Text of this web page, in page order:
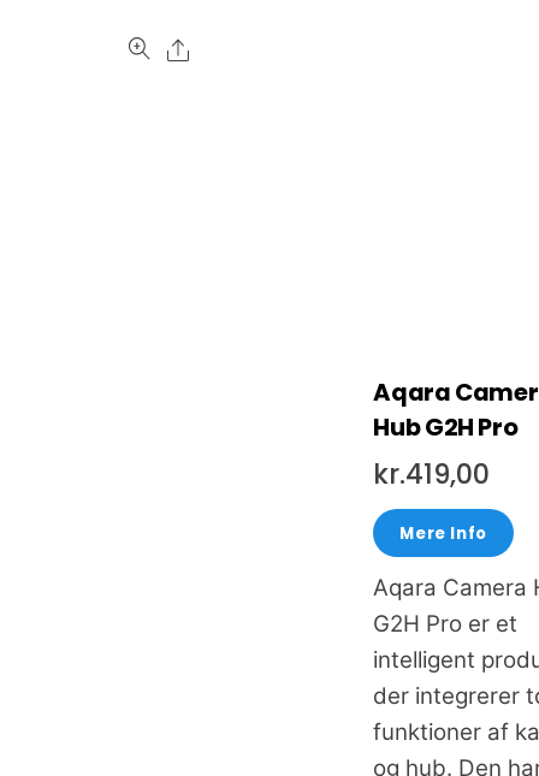
Share
Aqara
Hub G2H Pro
kr.419,00
Mere Info
Aqara Camera
G2H Pro er et
intelligent
der integrerer
funktioner af
og hub. Den